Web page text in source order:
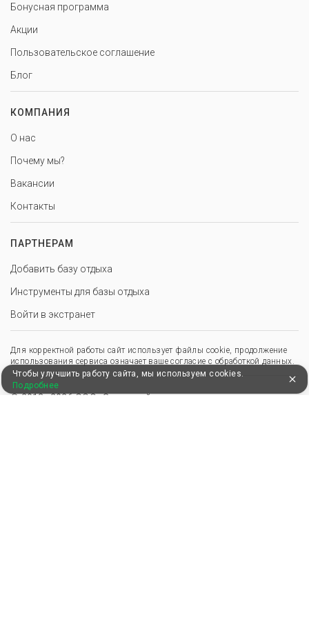
Бонусная программа
Акции
Пользовательское соглашение
Блог
КОМПАНИЯ
О нас
Почему мы?
Вакансии
Контакты
ПАРТНЕРАМ
Добавить базу отдыха
Инструменты для базы отдыха
Войти в экстранет
Для корректной работы сайт использует файлы cookie, продолжение
использования сервиса означает ваше согласие с обработкой данных.
© 2013–2026 ООО «Здоровый отдых»
Чтобы улучшить работу сайта, мы используем cookies.
Подробнее